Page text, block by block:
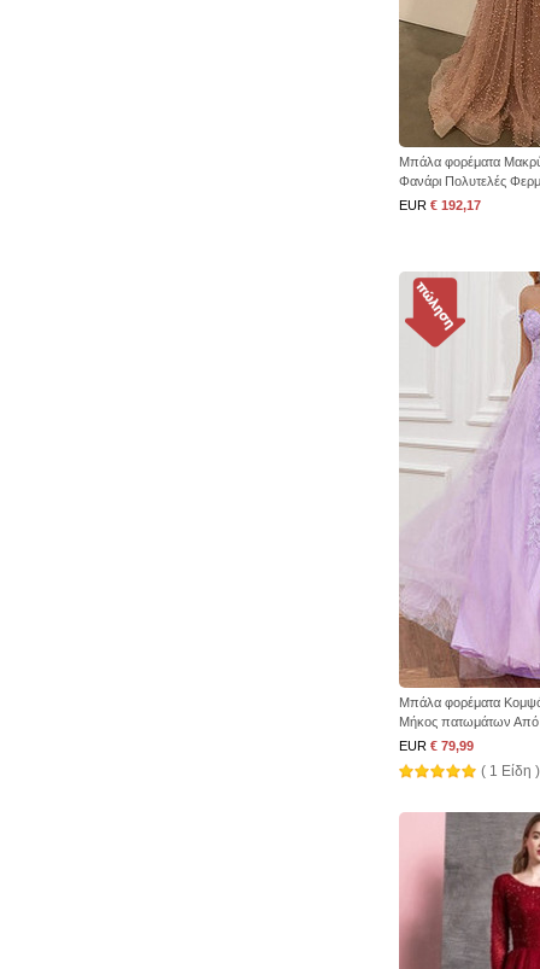
Μπάλα φορέματα
Φανάρι Πολυτελές
EUR € 192,17
Μπάλα φορέματα
Μήκος πατωμάτων
EUR € 79,99
( 1 Είδη )